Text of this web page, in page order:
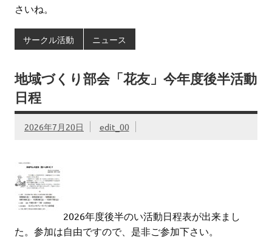
さいね。
サークル活動 ニュース
地域づくり部会「花友」今年度後半活動
日程
2026年7月20日 edit_00
2026年度後半のい活動日程表が出来まし
た。参加は自由ですので、是非ご参加下さい。